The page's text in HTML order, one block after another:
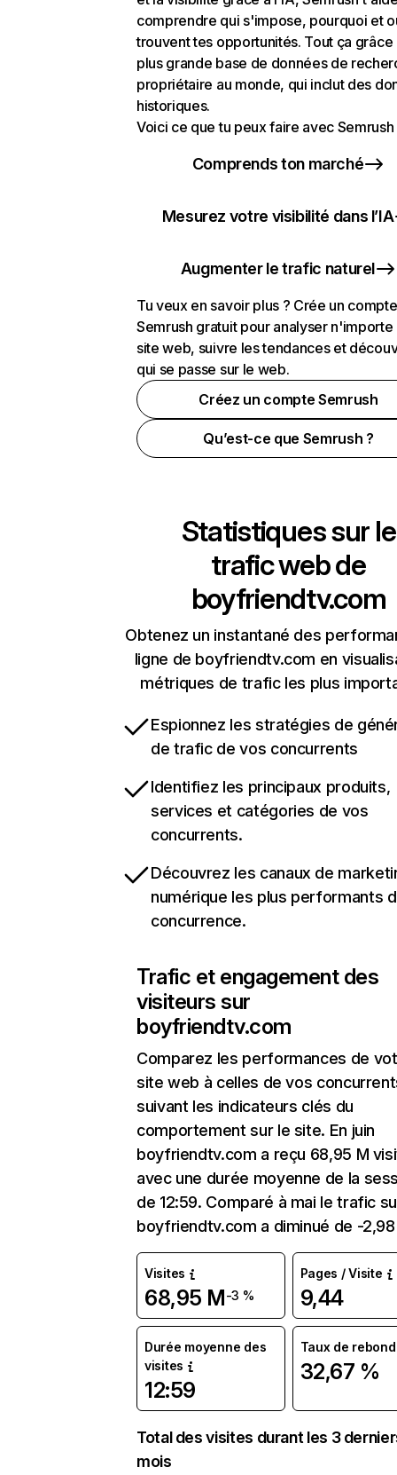
comprendre qui s'impose, pourquoi et
trouvent tes opportunités. Tout ça grâce
plus grande base de données de
propriétaire au monde, qui inclut des
historiques.
Voici ce que tu peux faire avec Semrush
Comprends ton marché
Mesurez votre visibilité dans l’IA
Augmenter le trafic naturel
Tu veux en savoir plus ? Crée un compte
Semrush gratuit pour analyser n'importe
site web, suivre les tendances et
qui se passe sur le web.
Créez un compte Semrush
Qu’est-ce que Semrush ?
Statistiques sur le
trafic web de
boyfriendtv.com
Obtenez un instantané des
ligne de boyfriendtv.com en
métriques de trafic les plus
Espionnez les stratégies de
de trafic de vos concurrents
Identifiez les principaux produits,
services et catégories de vos
concurrents.
Découvrez les canaux de
numérique les plus performants
concurrence.
Trafic et engagement des
visiteurs sur
boyfriendtv.com
Comparez les performances de
site web à celles de vos
suivant les indicateurs clés du
comportement sur le site. En juin
boyfriendtv.com a reçu 68,95 M
avec une durée moyenne de la
de 12:59. Comparé à mai le trafic
boyfriendtv.com a diminué de -
Visites
68,95 M-3 %
Pages / Visite
9,44
Durée moyenne des
visites
12:59
Taux de rebond
32,67 %
Total des visites durant les 3
mois